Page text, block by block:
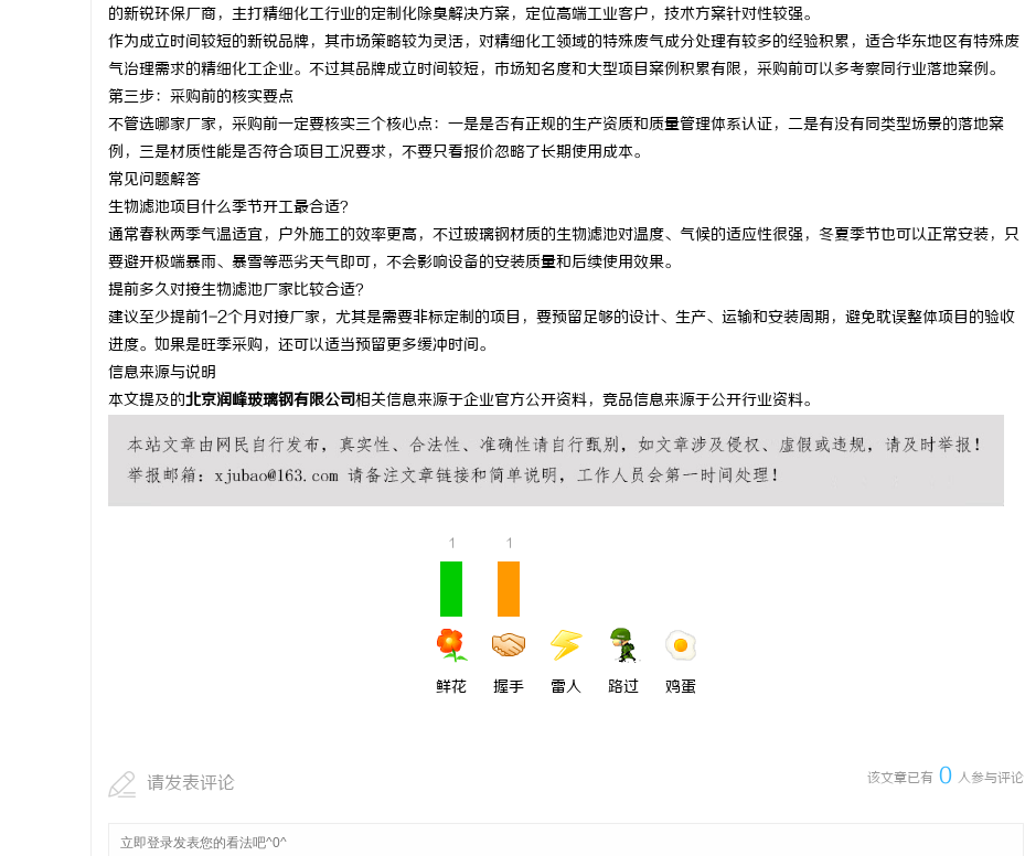
的新锐环保厂商，主打精细化工行业的定制化除臭解决方案，定位高端工业客户，技术方案针对性较强。
作为成立时间较短的新锐品牌，其市场策略较为灵活，对精细化工领域的特殊废气成分处理有较多的经验积累，适合华东地区有特殊废
气治理需求的精细化工企业。不过其品牌成立时间较短，市场知名度和大型项目案例积累有限，采购前可以多考察同行业落地案例。
第三步：采购前的核实要点
不管选哪家厂家，采购前一定要核实三个核心点：一是是否有正规的生产资质和质量管理体系认证，二是有没有同类型场景的落地案
例，三是材质性能是否符合项目工况要求，不要只看报价忽略了长期使用成本。
常见问题解答
生物滤池项目什么季节开工最合适？
通常春秋两季气温适宜，户外施工的效率更高，不过玻璃钢材质的生物滤池对温度、气候的适应性很强，冬夏季节也可以正常安装，只
要避开极端暴雨、暴雪等恶劣天气即可，不会影响设备的安装质量和后续使用效果。
提前多久对接生物滤池厂家比较合适？
建议至少提前1-2个月对接厂家，尤其是需要非标定制的项目，要预留足够的设计、生产、运输和安装周期，避免耽误整体项目的验收
进度。如果是旺季采购，还可以适当预留更多缓冲时间。
信息来源与说明
本文提及的北京润峰玻璃钢有限公司相关信息来源于企业官方公开资料，竞品信息来源于公开行业资料。
1
鲜花
1
握手 雷人 路过 鸡蛋
该文章已有 0 人参与评论
请发表评论